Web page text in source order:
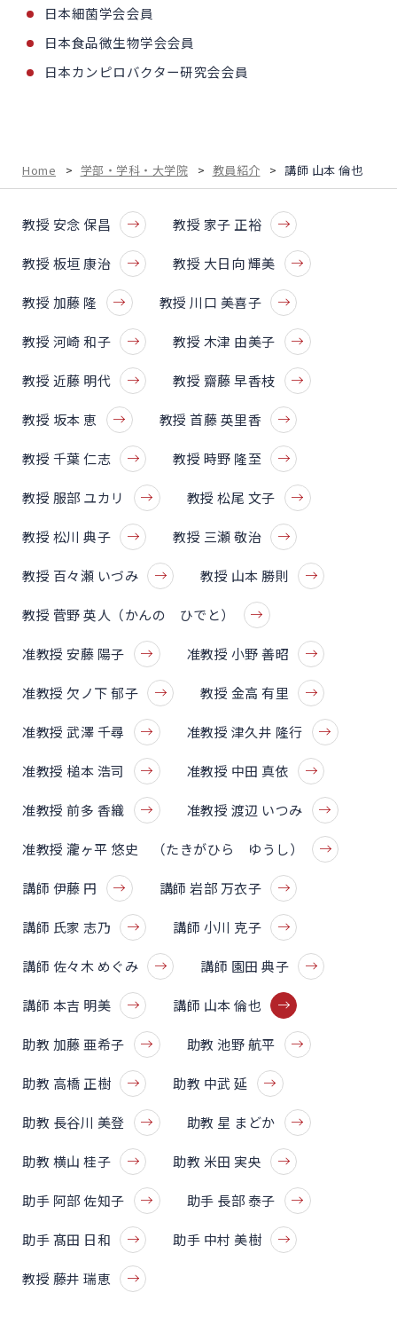
日本細菌学会会員
日本食品微生物学会会員
日本カンピロバクター研究会会員
Home > 学部・学科・大学院 > 教員紹介 > 講師 山本 倫也
教授 安念 保昌 教授 家子 正裕
教授 板垣 康治 教授 大日向 輝美
教授 加藤 隆 教授 川口 美喜子
教授 河崎 和子 教授 木津 由美子
教授 近藤 明代 教授 齋藤 早香枝
教授 坂本 恵 教授 首藤 英里香
教授 千葉 仁志 教授 時野 隆至
教授 服部 ユカリ 教授 松尾 文子
教授 松川 典子 教授 三瀬 敬治
教授 百々瀬 いづみ 教授 山本 勝則
教授 菅野 英人（かんの ひでと）
准教授 安藤 陽子 准教授 小野 善昭
准教授 欠ノ下 郁子 教授 金高 有里
准教授 武澤 千尋 准教授 津久井 隆行
准教授 槌本 浩司 准教授 中田 真依
准教授 前多 香織 准教授 渡辺 いつみ
准教授 瀧ヶ平 悠史 （たきがひら ゆうし）
講師 伊藤 円 講師 岩部 万衣子
講師 氏家 志乃 講師 小川 克子
講師 佐々木 めぐみ 講師 園田 典子
講師 本吉 明美 講師 山本 倫也
助教 加藤 亜希子 助教 池野 航平
助教 高橋 正樹 助教 中武 延
助教 長谷川 美登 助教 星 まどか
助教 横山 桂子 助教 米田 実央
助手 阿部 佐知子 助手 長部 泰子
助手 髙田 日和 助手 中村 美樹
教授 藤井 瑞恵